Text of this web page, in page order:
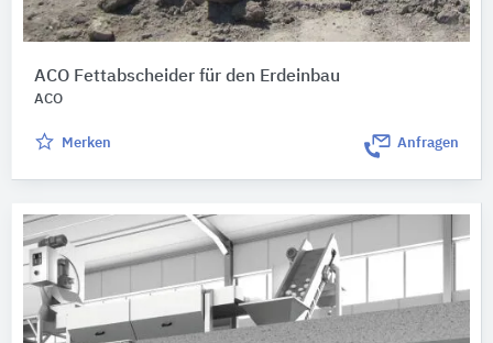
ACO Fettabscheider für den Erdeinbau
ACO
Merken Anfragen